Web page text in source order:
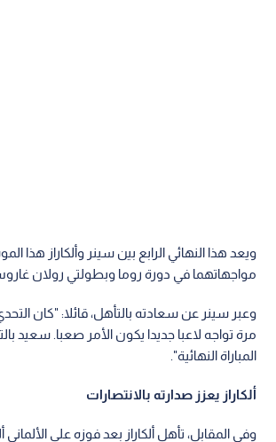
ويعد هذا النهائي الرابع بين سينر وألكاراز هذا
مواجهاتهما في دورة روما وبطولتي رولان
وعبر سينر عن سعادته بالتأهل، قائلا: "كان
مرة تواجه لاعبا جديدا يكون الأمر صعبا. سعيد
المباراة النهائية".
ألكاراز يعزز صدارته بالانتصارات
وفي المقابل، تأهل ألكاراز بعد فوزه على